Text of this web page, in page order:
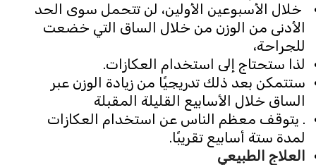
خلال الأسبوعين الأولين، لن تتحمل سوى الحد
الأدنى من الوزن من خلال الساق التي خضعت
للجراحة،
لذا ستحتاج إلى استخدام العكازات.
ستتمكن بعد ذلك تدريجيًا من زيادة الوزن عبر
الساق خلال الأسابيع القليلة المقبلة
. يتوقف معظم الناس عن استخدام العكازات
لمدة ستة أسابيع تقريبًا.
العلاج الطبيعي